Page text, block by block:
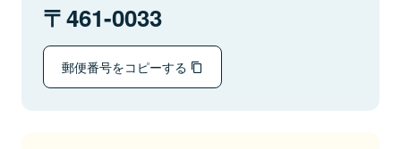
461-0033
郵便番号をコピーする